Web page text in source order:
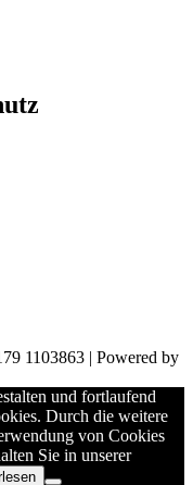
1103863 | Powered by
und fortlaufend
Durch die weitere
von Cookies
Sie in unserer